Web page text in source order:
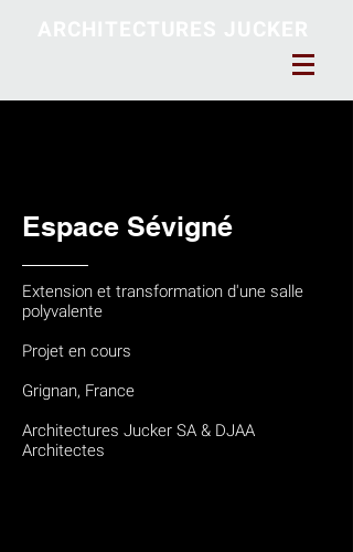
Espace Sévigné
Extension et transformation d'une salle
polyvalente
Projet en cours
Grignan, France
Architectures Jucker SA & DJAA
Architectes